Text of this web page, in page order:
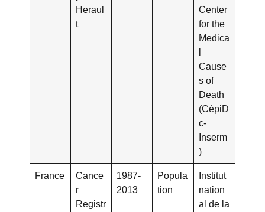
Heraul
t
Center
for the
Medica
Cause
s of
Death
(CépiD
c-
Inserm
)
France
Cance
r
Registr
1987-
2013
Popula
tion
Institut
nation
al de la